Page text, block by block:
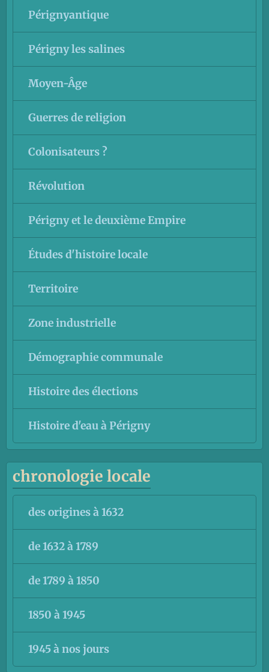
Pérignyantique
Périgny les salines
Moyen-Âge
Guerres de religion
Colonisateurs ?
Révolution
Périgny et le deuxième Empire
Études d'histoire locale
Territoire
Zone industrielle
Démographie communale
Histoire des élections
Histoire d'eau à Périgny
chronologie locale
des origines à 1632
de 1632 à 1789
de 1789 à 1850
1850 à 1945
1945 à nos jours